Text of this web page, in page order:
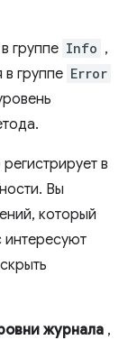
группе Info ,
в группе Error
в
Вы
который
интересуют
журнала ,